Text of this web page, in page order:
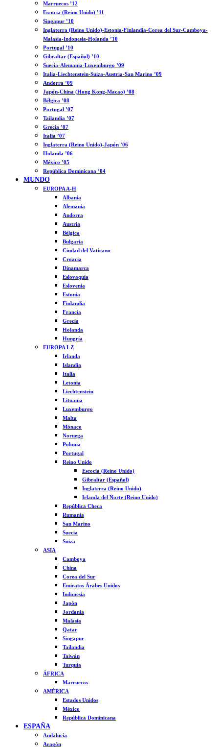
Marruecos ’12
Escocia (Reino Unido) ’11
Singapur ’10
Inglaterra (Reino Unido)-Estonia-Finlandia-Corea del Sur-Camboya-
Malasia-Indonesia-Holanda ’10
Portugal ’10
Gibraltar (Español) ’10
Suecia-Alemania-Luxemburgo ’09
Italia-Liechtenstein-Suiza-Austria-San Marino ’09
Andorra ’09
Japón-China (Hong Kong-Macao) ’08
Bélgica ’08
Portugal ’07
Tailandia ’07
Grecia ’07
Italia ’07
Inglaterra (Reino Unido)-Japón ’06
Holanda ’06
México ’05
República Dominicana ’04
MUNDO
EUROPA A-H
Albania
Alemania
Andorra
Austria
Bélgica
Bulgaria
Ciudad del Vaticano
Croacia
Dinamarca
Eslovaquia
Eslovenia
Estonia
Finlandia
Francia
Grecia
Holanda
Hungría
EUROPA I-Z
Irlanda
Islandia
Italia
Letonia
Liechtenstein
Lituania
Luxemburgo
Malta
Mónaco
Noruega
Polonia
Portugal
Reino Unido
Escocia (Reino Unido)
Gibraltar (Español)
Inglaterra (Reino Unido)
Irlanda del Norte (Reino Unido)
República Checa
Rumanía
San Marino
Suecia
Suiza
ASIA
Camboya
China
Corea del Sur
Emiratos Árabes Unidos
Indonesia
Japón
Jordania
Malasia
Qatar
Singapur
Tailandia
Taiwán
Turquía
ÁFRICA
Marruecos
AMÉRICA
Estados Unidos
México
República Dominicana
ESPAÑA
Andalucía
Aragón